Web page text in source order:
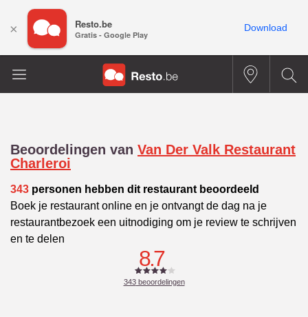
Beoordelingen van Van Der Valk Restaurant
Charleroi
343 personen hebben dit restaurant beoordeeld
Boek je restaurant online en je ontvangt de dag na je
restaurantbezoek een uitnodiging om je review te schrijven
en te delen
8.7
343beoordelingen
× Resto.be
Gratis - Google Play
Download